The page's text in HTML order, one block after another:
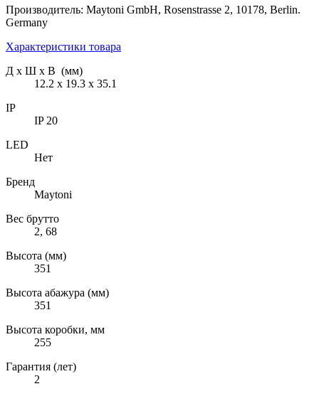
Производитель: Maytoni GmbH, Rosenstrasse 2, 10178, Berlin.
Germany
Характеристики товара
Д х Ш х В (мм)
12.2 х 19.3 х 35.1
IP
IP 20
LED
Нет
Бренд
Maytoni
Вес брутто
2, 68
Высота (мм)
351
Высота абажура (мм)
351
Высота коробки, мм
255
Гарантия (лет)
2